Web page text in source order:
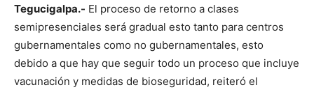
Tegucigalpa.- El proceso de retorno a clases
semipresenciales será gradual esto tanto para centros
gubernamentales como no gubernamentales, esto
debido a que hay que seguir todo un proceso que incluye
vacunación y medidas de bioseguridad, reiteró el